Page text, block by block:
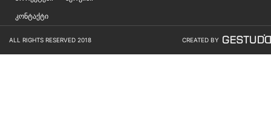
კონტაქტი
ALL RIGHTS RESERVED 2018 CREATED BY